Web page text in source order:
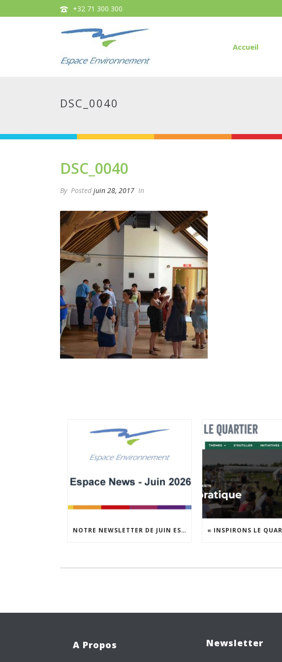
+32 71 300 300
Accueil
DSC_0040
DSC_0040
By Posted juin 28, 2017 In
NOTRE NEWSLETTER DE JUIN EST EN LIGNE !
A Propos Newsletter